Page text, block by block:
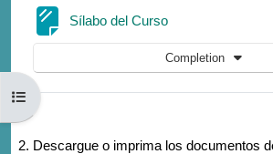
Open course index
Sílabo del CursoPage
Completion
2. Descargue o imprima los documentos